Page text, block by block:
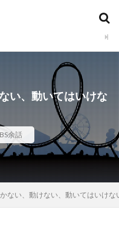
い、動いてはいけな
BS余話
ない、動けない、動いてはいけな